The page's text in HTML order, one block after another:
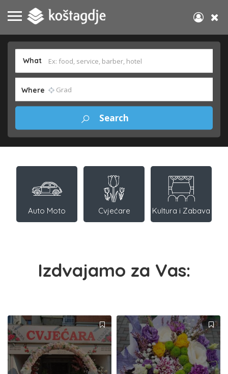
What
Where
Auto Moto Cvjećare Kultura i Zabava
Izdvajamo za Vas: